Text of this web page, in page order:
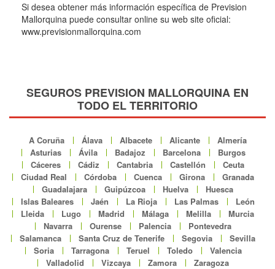
Si desea obtener más información específica de Prevision
Mallorquina puede consultar online su web site oficial:
www.previsionmallorquina.com
SEGUROS PREVISION MALLORQUINA EN
TODO EL TERRITORIO
A Coruña Álava Albacete Alicante
Almería
Asturias
Ávila Badajoz Barcelona
Burgos
Cáceres
Cádiz Cantabria Castellón
Ceuta
Ciudad Real
Córdoba Cuenca Girona
Granada
Guadalajara
Guipúzcoa Huelva
Huesca
Islas Baleares
Jaén La Rioja Las Palmas
León
Lleida
Lugo Madrid Málaga Melilla
Murcia
Navarra
Ourense Palencia
Pontevedra
Salamanca
Santa Cruz de Tenerife Segovia
Sevilla
Soria
Tarragona Teruel Toledo
Valencia
Valladolid
Vizcaya Zamora Zaragoza